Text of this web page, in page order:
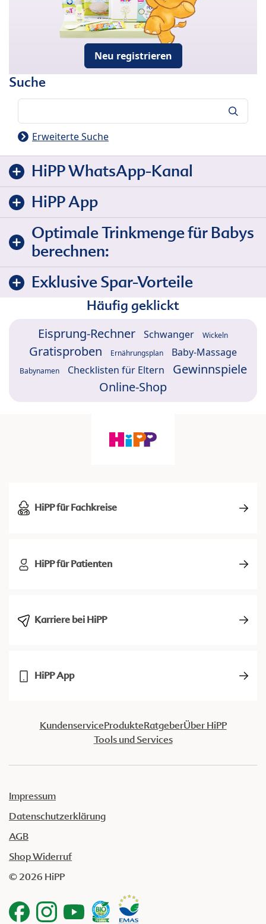
Neu registrieren
Suche
Erweiterte Suche
HiPP WhatsApp-Kanal
HiPP App
Optimale Trinkmenge für Babys
berechnen:
Exklusive Spar-Vorteile
Häufig geklickt
Eisprung-Rechner Schwanger Wickeln
Gratisproben Ernährungsplan Baby-Massage
Babynamen Checklisten für Eltern
Gewinnspiele
Online-Shop
HiPP für Fachkreise
HiPP für Patienten
Karriere bei HiPP
HiPP App
KundenserviceProdukteRatgeberÜber HiPP
Tools und Services
Impressum
Datenschutzerklärung
AGB
Shop Widerruf
© 2026 HiPP